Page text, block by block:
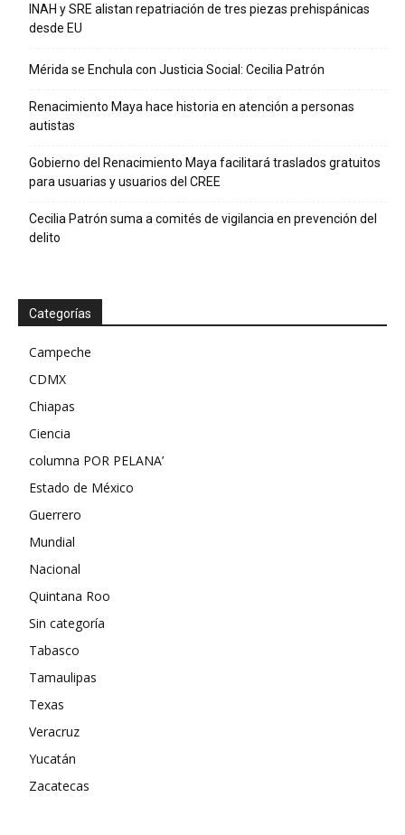
INAH y SRE alistan repatriación de tres piezas prehispánicas
desde EU
Mérida se Enchula con Justicia Social: Cecilia Patrón
Renacimiento Maya hace historia en atención a personas
autistas
Gobierno del Renacimiento Maya facilitará traslados gratuitos
para usuarias y usuarios del CREE
Cecilia Patrón suma a comités de vigilancia en prevención del
delito
Categorías
Campeche
CDMX
Chiapas
Ciencia
columna POR PELANA’
Estado de México
Guerrero
Mundial
Nacional
Quintana Roo
Sin categoría
Tabasco
Tamaulipas
Texas
Veracruz
Yucatán
Zacatecas